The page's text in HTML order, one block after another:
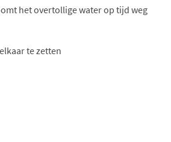
het overtollige water op tijd weg
te zetten